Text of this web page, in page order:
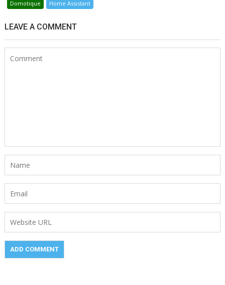
Domotique Home Assistant
LEAVE A COMMENT